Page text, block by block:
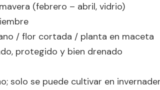
(febrero – abril, vidrio)
/ flor cortada / planta en maceta
protegido y bien drenado
solo se puede cultivar en